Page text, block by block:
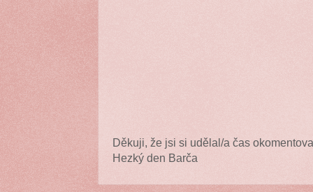
Děkuji, že jsi si udělal/a čas
Hezký den Barča